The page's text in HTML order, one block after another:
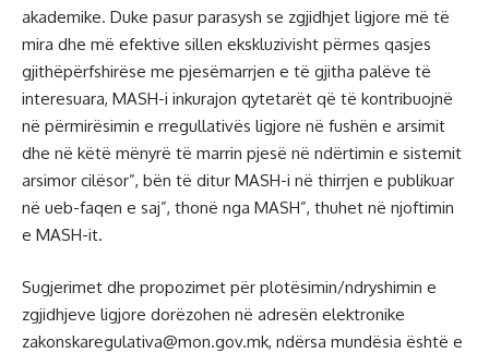
akademike. Duke pasur parasysh se zgjidhjet ligjore më të
mira dhe më efektive sillen ekskluzivisht përmes qasjes
gjithëpërfshirëse me pjesëmarrjen e të gjitha palëve të
interesuara, MASH-i inkurajon qytetarët që të kontribuojnë
në përmirësimin e rregullativës ligjore në fushën e arsimit
dhe në këtë mënyrë të marrin pjesë në ndërtimin e sistemit
arsimor cilësor”, bën të ditur MASH-i në thirrjen e publikuar
në ueb-faqen e saj”, thonë nga MASH”, thuhet në njoftimin
e MASH-it.
Sugjerimet dhe propozimet për plotësimin/ndryshimin e
zgjidhjeve ligjore dorëzohen në adresën elektronike
zakonskaregulativa@mon.gov.mk, ndërsa mundësia është e